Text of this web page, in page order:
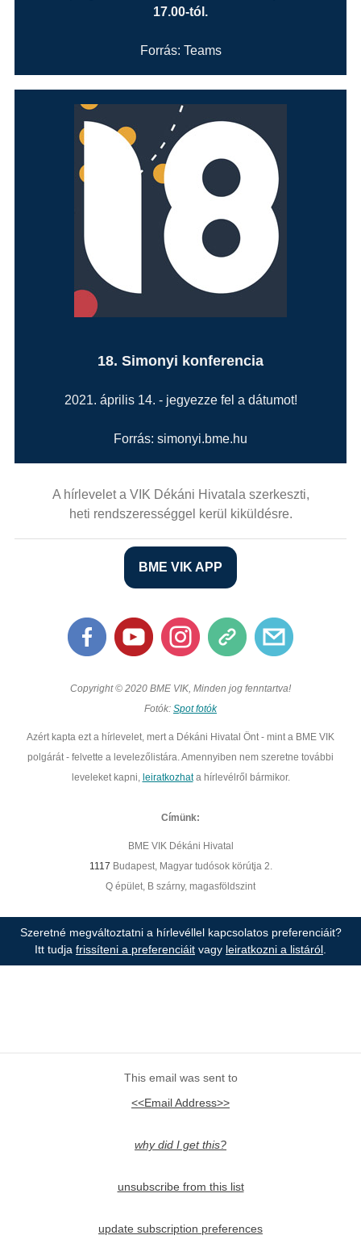
17.00-tól.
Forrás: Teams
18. Simonyi konferencia
2021. április 14. - jegyezze fel a dátumot!
Forrás: simonyi.bme.hu
A hírlevelet a VIK Dékáni Hivatala szerkeszti,
heti rendszerességgel kerül kiküldésre.
BME VIK APP
Copyright © 2020 BME VIK, Minden jog fenntartva!
Fotók: Spot fotók
Azért kapta ezt a hírlevelet, mert a Dékáni Hivatal Önt - mint a BME VIK
polgárát - felvette a levelezőlistára. Amennyiben nem szeretne további
leveleket kapni, leiratkozhata hírlevélről bármikor.
Címünk:
BME VIK Dékáni Hivatal
1117 Budapest, Magyar tudósok körútja 2.
Q épület, B szárny, magasföldszint
Szeretné megváltoztatni a hírlevéllel kapcsolatos preferenciáit?
Itt tudja frissíteni a preferenciáit vagy leiratkozni a listáról
This email was sent to
<<Email Address>>
why did I get this?
unsubscribe from this list
update subscription preferences